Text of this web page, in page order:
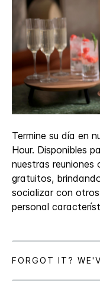
Termine su día en
Hour. Disponibles
nuestras
gratuitos,
socializar con
personal